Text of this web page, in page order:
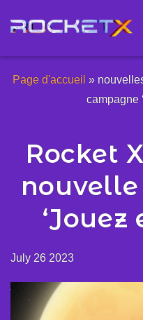
Page d'accueil »
campagne
Rocket
July 26 2023